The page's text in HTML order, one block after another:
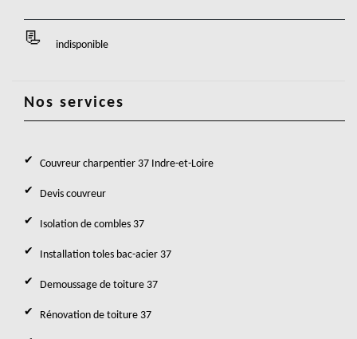
indisponible
Nos services
Couvreur charpentier 37 Indre-et-Loire
Devis couvreur
Isolation de combles 37
Installation toles bac-acier 37
Demoussage de toiture 37
Rénovation de toiture 37